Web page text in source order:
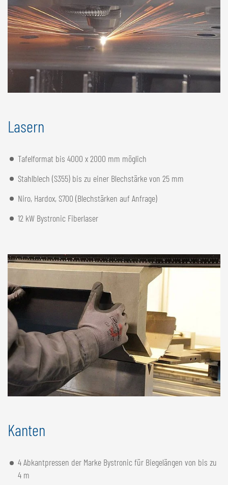
Lasern
Tafelformat bis 4000 x 2000 mm möglich
Stahlblech (S355) bis zu einer Blechstärke von 25 mm
Niro, Hardox, S700 (Blechstärken auf Anfrage)
12 kW Bystronic Fiberlaser
Kanten
4 Abkantpressen der Marke Bystronic für Biegelängen von bis zu
4 m